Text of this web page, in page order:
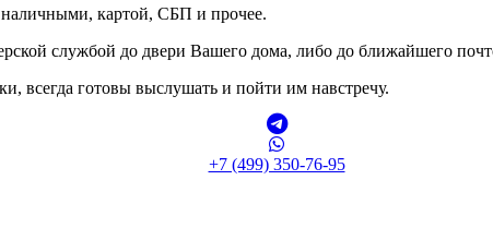
картой, СБП и прочее.
службой до двери Вашего дома, либо до ближайшего
всегда готовы выслушать и пойти им навстречу.
+7 (499) 350-76-95